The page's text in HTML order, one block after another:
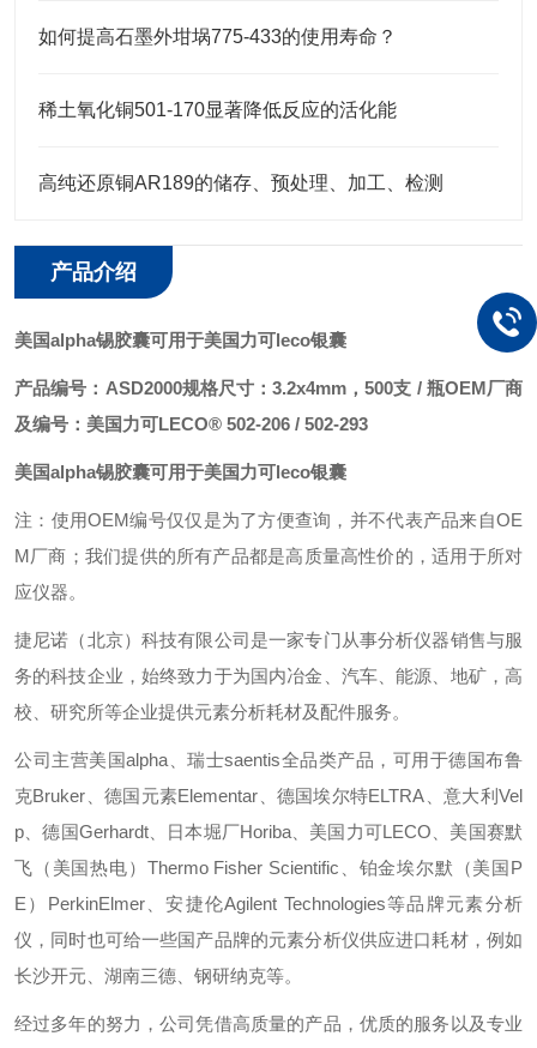
如何提高石墨外坩埚775-433的使用寿命？
稀土氧化铜501-170显著降低反应的活化能
高纯还原铜AR189的储存、预处理、加工、检测
产品介绍
美国alpha锡胶囊可用于美国力可leco银囊
产品编号：ASD2000规格尺寸：3.2x4mm，500支 / 瓶OEM厂商
及编号：美国力可LECO® 502-206 / 502-293
美国alpha锡胶囊可用于美国力可leco银囊
注：使用OEM编号仅仅是为了方便查询，并不代表产品来自OE
M厂商；我们提供的所有产品都是高质量高性价的，适用于所对
应仪器。
捷尼诺（北京）科技有限公司是一家专门从事分析仪器销售与服
务的科技企业，始终致力于为国内冶金、汽车、能源、地矿，高
校、研究所等企业提供元素分析耗材及配件服务。
公司主营美国alpha、瑞士saentis全品类产品，可用于德国布鲁
克Bruker、德国元素Elementar、德国埃尔特ELTRA、意大利Vel
p、德国Gerhardt、日本堀厂Horiba、美国力可LECO、美国赛默
飞（美国热电）Thermo Fisher Scientific、铂金埃尔默（美国P
E）PerkinElmer、安捷伦Agilent Technologies等品牌元素分析
仪，同时也可给一些国产品牌的元素分析仪供应进口耗材，例如
长沙开元、湖南三德、钢研纳克等。
经过多年的努力，公司凭借高质量的产品，优质的服务以及专业